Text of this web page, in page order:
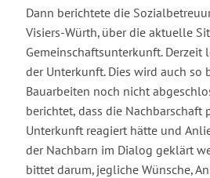
Dann berichtete die
Visiers-Würth, über die aktuelle
Gemeinschaftsunterkunft. Derzeit
der Unterkunft. Dies wird auch so
Bauarbeiten noch nicht
berichtet, dass die Nachbarschaft
Unterkunft reagiert hätte und
der Nachbarn im Dialog geklärt
bittet darum, jegliche Wünsche,